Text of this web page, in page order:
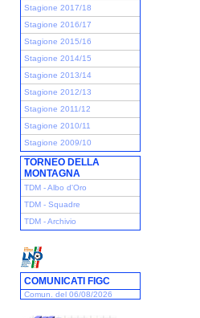
Stagione 2017/18
Stagione 2016/17
Stagione 2015/16
Stagione 2014/15
Stagione 2013/14
Stagione 2012/13
Stagione 2011/12
Stagione 2010/11
Stagione 2009/10
TORNEO DELLA
MONTAGNA
TDM - Albo d'Oro
TDM - Squadre
TDM - Archivio
COMUNICATI FIGC
Comun. del 06/08/2026